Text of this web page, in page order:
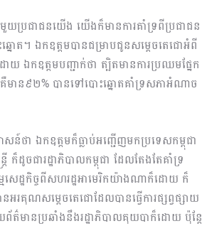
យប្រជាជនយើង យើងក៏មានការគាំទ្រពីប្រជាជន
ោត។ ឯកឧត្តមបានជម្រាបជូនសម្ដេចតេជោអំពី
ឯកឧត្តមបញ្ជាក់ថា ត្បិតមានការប្រឈមផ្នែក
មាន៩២% បានទៅបោះឆ្នោតគាំទ្រសភាអំណាច
ន៍ថា ឯកឧត្តមក៏ធ្លាប់អញ្ជើញមកប្រទេសកម្ពុជា
ដូចជារដ្ឋាភិបាលកម្ពុជា ដែលតែងតែគាំទ្រ
េដ្ឋកិច្ចពីសហរដ្ឋអាមេរិកយ៉ាងណាក៏ដោយ ក៏
រគុណសម្ដេចតេជោដែលបានធ្វើការផ្សព្វផ្សាយ
ត៌មានប្រឆាំងនឹងរដ្ឋាភិបាលគុយបាក៏ដោយ ប៉ុន្តែ